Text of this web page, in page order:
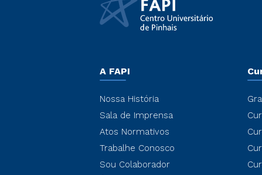
A FAPI
Nossa História
Sala de Imprensa
Atos Normativos
Trabalhe Conosco
Sou Colaborador